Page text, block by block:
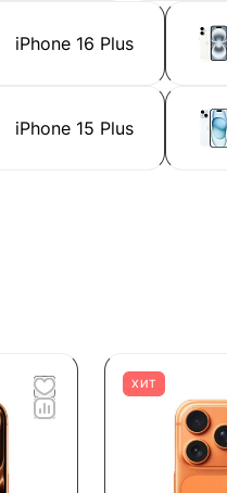
iPhone 16 Plus
iPhone 15 Plus
ХИТ